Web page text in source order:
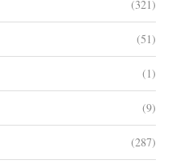
(321)
(51)
(1)
(9)
(287)